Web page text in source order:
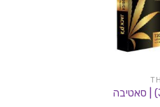
ג'ק (Jack) | סאטיבה